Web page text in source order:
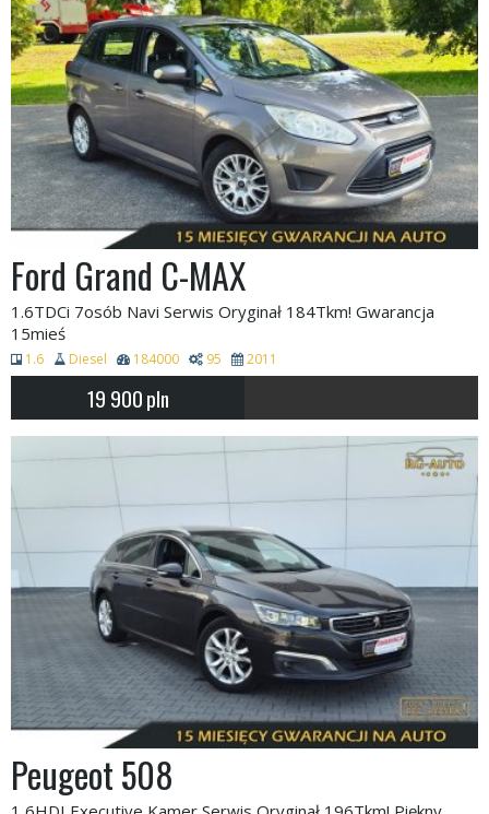
Ford Grand C-MAX
1.6TDCi 7osób Navi Serwis Oryginał 184Tkm! Gwarancja
15mieś
1.6 Diesel 184000 95 2011
19 900pln
Peugeot 508